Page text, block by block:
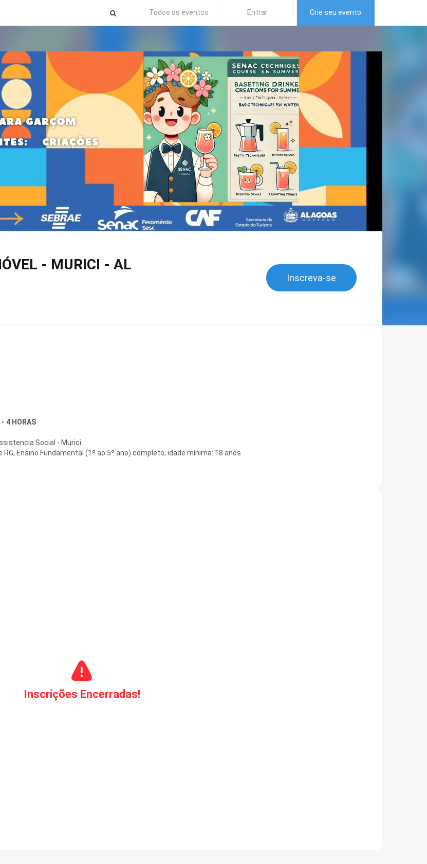
Todos os eventos Entrar Crie seu evento
- MURICI - AL
Inscreva-se
- 4 HORAS
Social - Murici
RG, Ensino Fundamental (1º ao 5º ano) completo, idade mínima: 18 anos
Inscrições Encerradas!